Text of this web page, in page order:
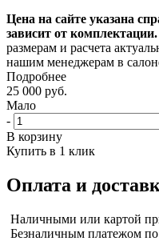
Цена на сайте указана
зависит от комплектации.
размерам и расчета
нашим менеджерам в
Подробнее
25 000 руб.
Мало
-
В корзину
Купить в 1 клик
Оплата и
Наличными или картой
Безналичным платежом по